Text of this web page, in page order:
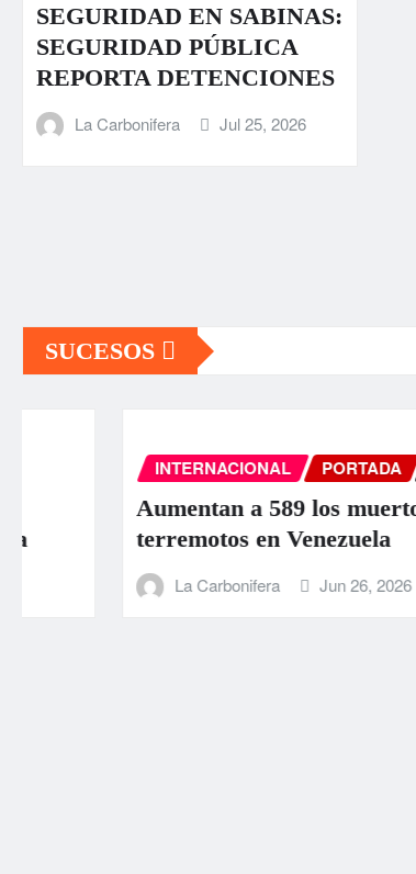
SEGURIDAD EN SABINAS:
SEGURIDAD PÚBLICA
REPORTA DETENCIONES
La Carbonifera Jul 25, 2026
SUCESOS
INTERNACIONAL PORTADA SUCESOS
Aumentan a 589 los muertos por los
terremotos en Venezuela
La Carbonifera Jun 26, 2026